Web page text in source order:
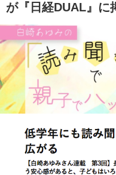
が『日経DUAL』に